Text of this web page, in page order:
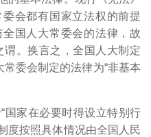
会都有国家立法权的前提
国人大常委会的法律，故
谓。换言之，全国人大制定
常委会制定的法律为“非基本
国家在必要时得设立特别行
度按照具体情况由全国人民